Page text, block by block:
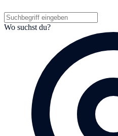
Wo suchst du?